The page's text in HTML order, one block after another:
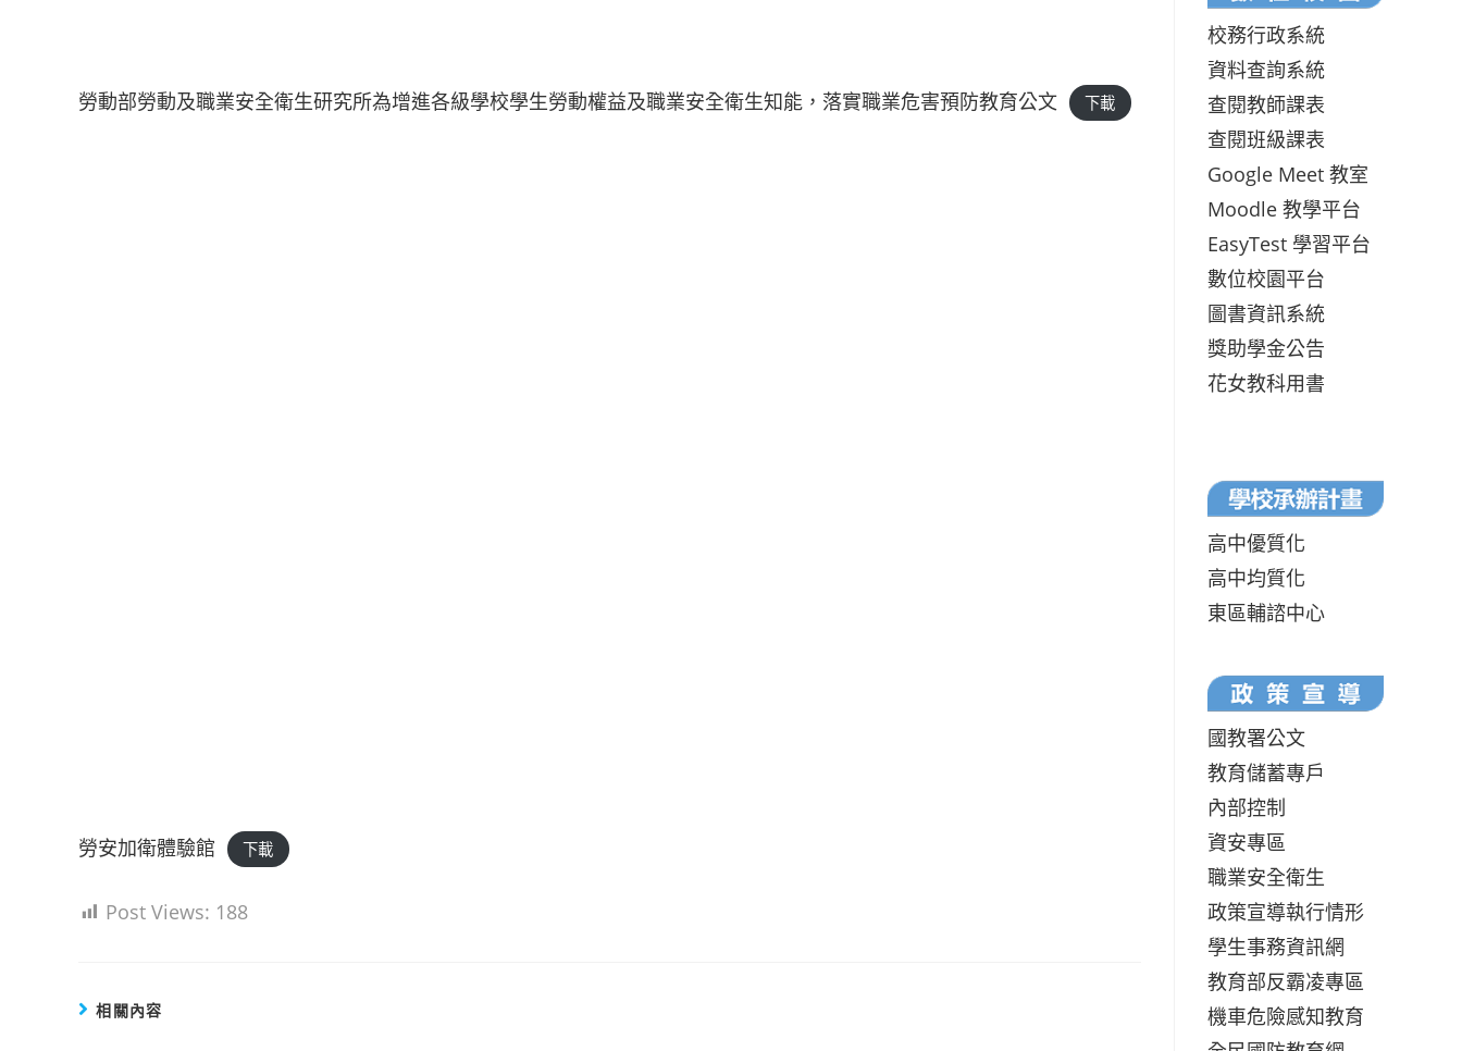
勞動部勞動及職業安全衛生研究所為增進各級學校學生勞動權益及職業安全衛生知能，落實職業危害預防教育公文 下載
勞安加衛體驗館 下載
Post Views: 188
相關內容
校務行政系統
資料查詢系統
查閱教師課表
查閱班級課表
Google Meet 教室
Moodle 教學平台
EasyTest 學習平台
數位校園平台
圖書資訊系統
獎助學金公告
花女教科用書
高中優質化
高中均質化
東區輔諮中心
國教署公文
教育儲蓄專戶
內部控制
資安專區
職業安全衛生
政策宣導執行情形
學生事務資訊網
教育部反霸凌專區
機車危險感知教育